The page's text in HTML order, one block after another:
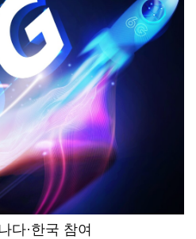
다·한국 참여